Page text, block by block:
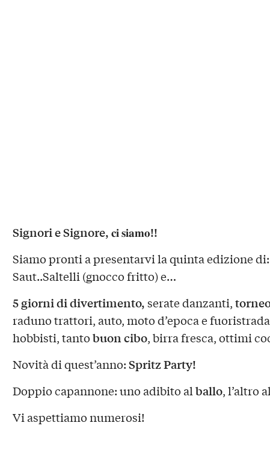
Signori e Signore, 𝐜𝐢 𝐬𝐢𝐚𝐦𝐨!!
Siamo pronti a presentarvi la quinta edizione di:
Saut..Saltelli (gnocco fritto) e…
5 giorni di divertimento,serate danzanti,
raduno trattori, auto, moto d’epoca e
hobbisti, tantobuon cibo, birra fresca, ottimi
Novità di quest’anno:Spritz Party!
Doppio capannone: uno adibito alballo, l’altro al
Vi aspettiamo numerosi!